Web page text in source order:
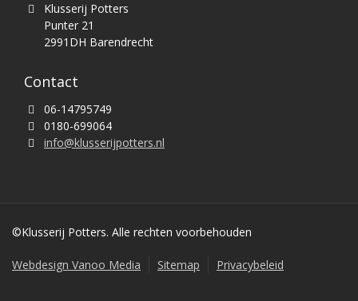
Klusserij Potters
Punter 21
2991DH Barendrecht
Contact
06-14795749
0180-699064
info@klusserijpotters.nl
©Klusserij Potters. Alle rechten voorbehouden
Webdesign Vanoo Media Sitemap Privacybeleid